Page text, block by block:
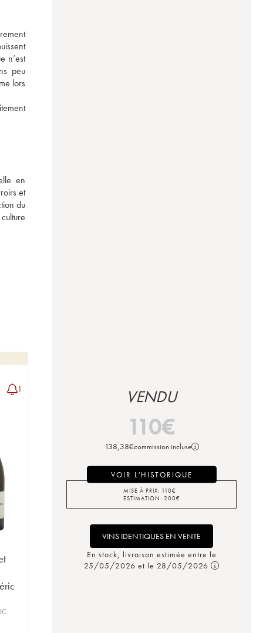
n’est
peu
lors
en
et
du
1 VENDU
110€
138,38€commission incluse
VOIR L'HISTORIQUE
MISE À PRIX: 110€
ESTIMATION: 200€
VINS IDENTIQUES EN VENTE
En stock, livraison estimée entre le
25/05/2026 et le 28/05/2026